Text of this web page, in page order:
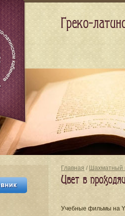
Главная / Шахматный
Цвет в
Учебные фильмы на
Греко-